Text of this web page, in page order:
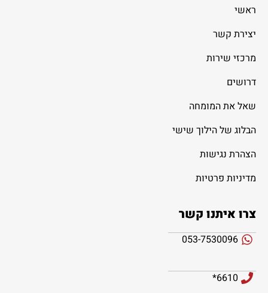
ראשי
יצירת קשר
מרכזי שירות
דרושים
שאל את המומחה
הבלוג של הילוך שישי
הצהרת נגישות
מדיניות פרטיות
צרו איתנו קשר
053-7530096
6610*